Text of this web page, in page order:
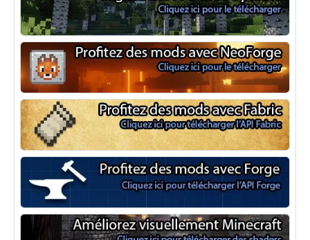
Optifine
NeoForge
Minecraft Fabric
Minecraft Forge